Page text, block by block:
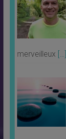
merveilleux […]